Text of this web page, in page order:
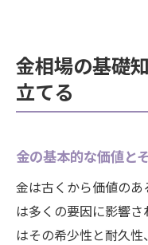
金相場の基礎
立てる
金の基本的な価値と
金は古くから価値の
は多くの要因に影響
はその希少性と耐久